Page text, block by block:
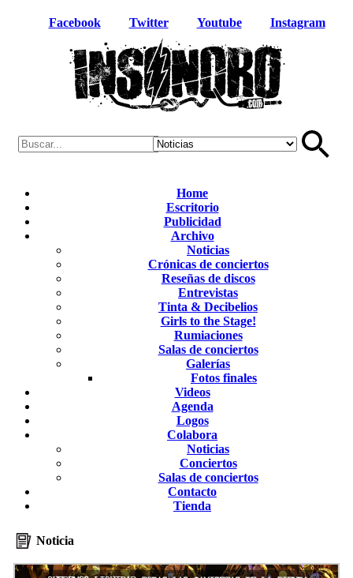
Facebook Twitter Youtube Instagram
Home
Escritorio
Publicidad
Archivo
Noticias
Crónicas de conciertos
Reseñas de discos
Entrevistas
Tinta & Decibelios
Girls to the Stage!
Rumiaciones
Salas de conciertos
Galerías
Fotos finales
Videos
Agenda
Logos
Colabora
Noticias
Conciertos
Salas de conciertos
Contacto
Tienda
Noticia